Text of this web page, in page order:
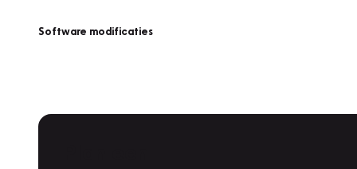
Software modificaties